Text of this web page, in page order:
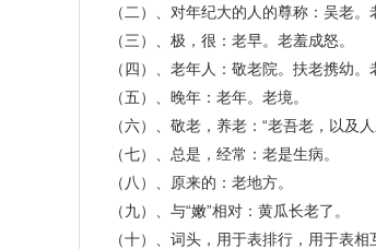
（二）、对年纪大的人的尊称：吴老。
（三）、极，很：老早。老羞成怒。
（四）、老年人：敬老院。扶老携幼。
（五）、晚年：老年。老境。
（六）、敬老，养老：“老吾老，以及
（七）、总是，经常：老是生病。
（八）、原来的：老地方。
（九）、与“嫩”相对：黄瓜长老了。
（十）、词头，用于表排行，用于表